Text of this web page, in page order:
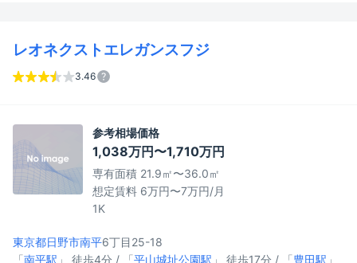
レオネクストエレガンスフジ
3.46
参考相場価格
1,038万円〜1,710万円
専有面積 21.9㎡〜36.0㎡
想定賃料 6万円〜7万円/月
1K
東京都日野市南平6丁目25-18
「南平駅 」 徒歩4分 / 「平山城址公園駅 」 徒歩17分 / 「豊田駅 」